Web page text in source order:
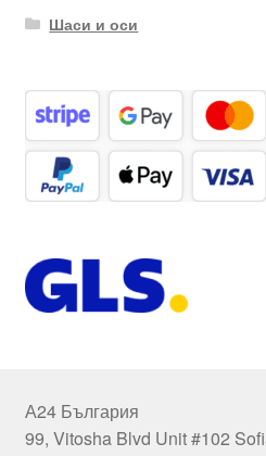
Шаси и оси
А24 България
99, Vitosha Blvd Unit #102